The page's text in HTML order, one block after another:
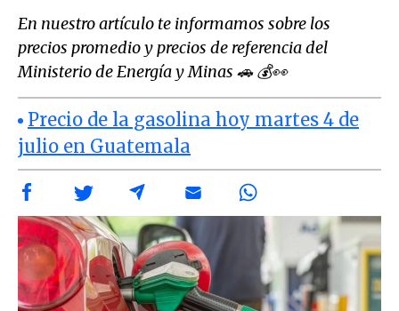
En nuestro artículo te informamos sobre los
precios promedio y precios de referencia del
Ministerio de Energía y Minas 🚗 💰👀
Precio de la gasolina hoy martes 4 de
julio en Guatemala